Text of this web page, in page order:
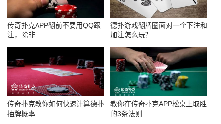
传奇扑克APP翻前不要用QQ跟
注，除非……
德扑游戏翻牌圈面对一个下注和
加注怎么玩？
传奇扑克教你如何快速计算德扑
抽牌概率
教你在传奇扑克APP松桌上取胜
的3条法则